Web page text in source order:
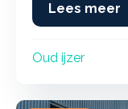
Lees meer
Oud ijzer